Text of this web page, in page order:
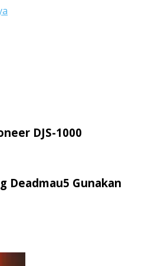
DJS-1000
Deadmau5 Gunakan